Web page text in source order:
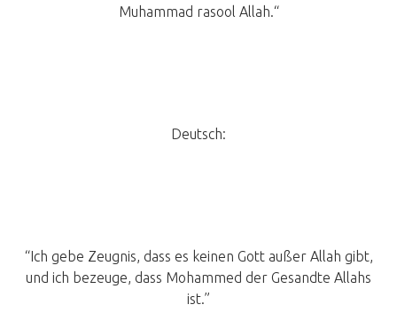
Muhammad rasool Allah.“
Deutsch:
“Ich gebe Zeugnis, dass es keinen Gott außer Allah gibt,
und ich bezeuge, dass Mohammed der Gesandte Allahs
ist.”